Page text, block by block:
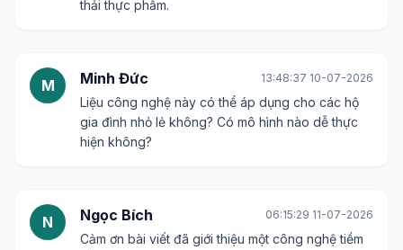
thải thực phẩm.
M Minh Đức 13:48:37 10-07-2026
Liệu công nghệ này có thể áp dụng cho các hộ
gia đình nhỏ lẻ không? Có mô hình nào dễ thực
hiện không?
N Ngọc Bích 06:15:29 11-07-2026
Cảm ơn bài viết đã giới thiệu một công nghệ tiềm